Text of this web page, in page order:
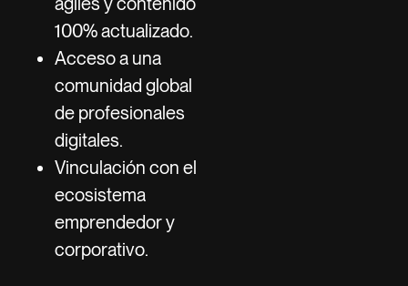
100% actualizado.
Acceso a una
comunidad global
de profesionales
digitales.
Vinculación con el
ecosistema
emprendedor y
corporativo.